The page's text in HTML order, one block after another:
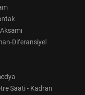
Diferansiyel
Saati - Kadran